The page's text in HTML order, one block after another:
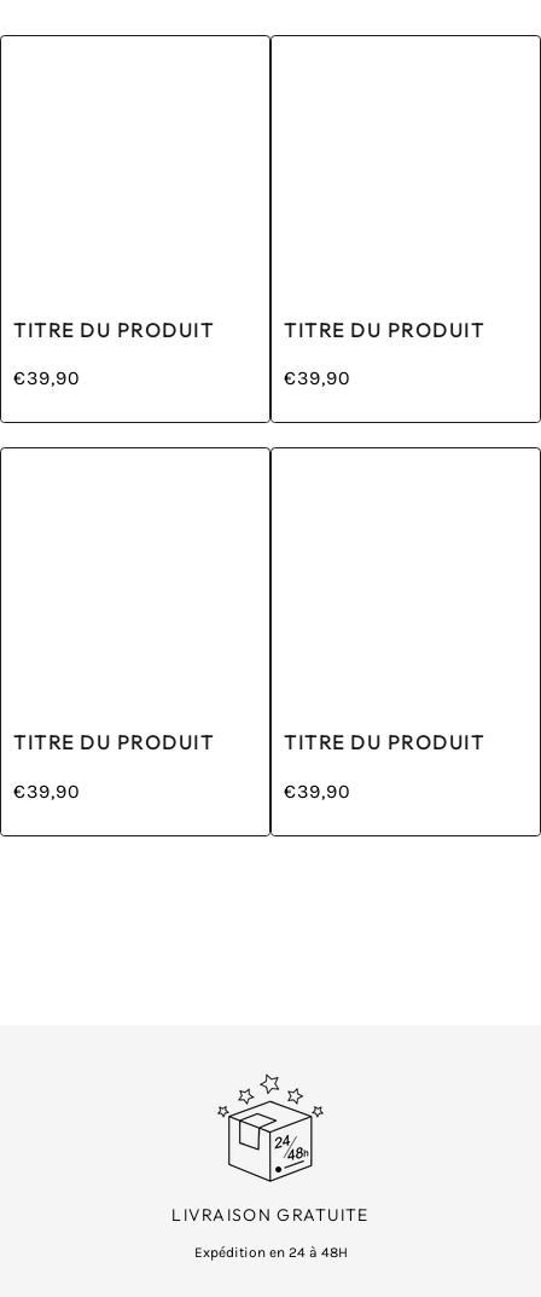
TITRE DU PRODUIT
€39,90
normal
/
UNITAIRE
TITRE DU PRODUIT
€39,90
normal
/
UNITAIRE
TITRE DU PRODUIT
€39,90
normal
/
TITRE DU PRODUIT
€39,90
normal
/
LIVRAISON GRATUITE
Expédition en 24 à 48H